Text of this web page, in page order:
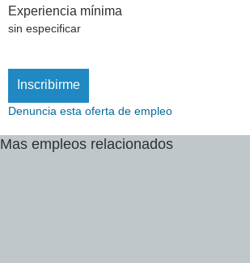
Experiencia mínima
sin especificar
Inscribirme
Denuncia esta oferta de empleo
Mas empleos relacionados